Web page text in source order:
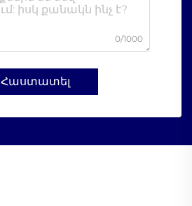
0/1000
Հաստատել